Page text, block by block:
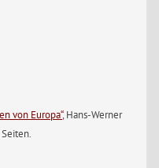
von Europa“, Hans-Werner